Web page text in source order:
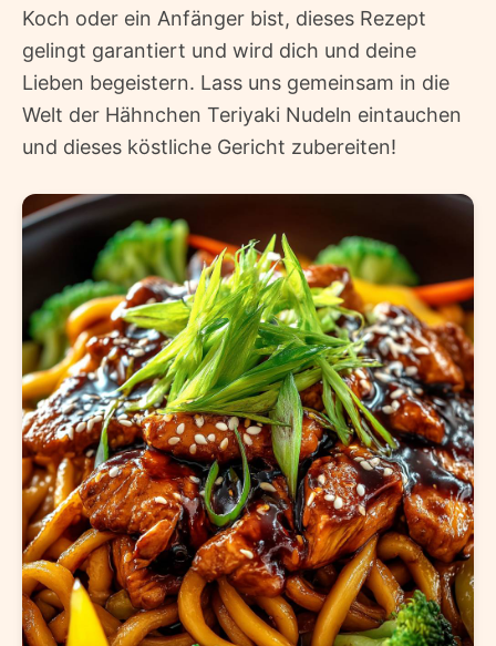
Koch oder ein Anfänger bist, dieses Rezept
gelingt garantiert und wird dich und deine
Lieben begeistern. Lass uns gemeinsam in die
Welt der Hähnchen Teriyaki Nudeln eintauchen
und dieses köstliche Gericht zubereiten!